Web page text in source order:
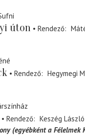
úton Rendező
Rendező
Hegymegi
Rendező
Keszég László
(egyébként a Félelmek